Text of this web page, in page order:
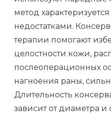
метод
недостатками.
терапии помогают
целостности кожи,
послеоперационных
нагноения раны,
Длительность
зависит от диаметра